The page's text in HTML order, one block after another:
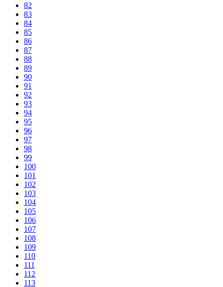
82
83
84
85
86
87
88
89
90
91
92
93
94
95
96
97
98
99
100
101
102
103
104
105
106
107
108
109
110
111
112
113